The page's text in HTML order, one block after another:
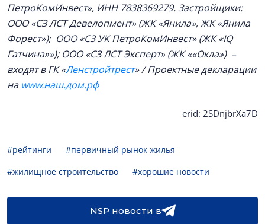
ПетроКомИнвест», ИНН 7838369279. Застройщики:
ООО «СЗ ЛСТ Девелопмент» (ЖК «Янила», ЖК «Янила
Форест»); ООО «СЗ УК ПетроКомИнвест» (ЖК «IQ
Гатчина»»); ООО «СЗ ЛСТ Эксперт» (ЖК ««Окла») –
входят в ГК «Ленстройтрест» / Проектные декларации
на www.наш.дом.рф
erid: 2SDnjbrXa7D
#рейтинги
#первичный рынок жилья
#жилищное строительство
#хорошие новости
NSP новости в